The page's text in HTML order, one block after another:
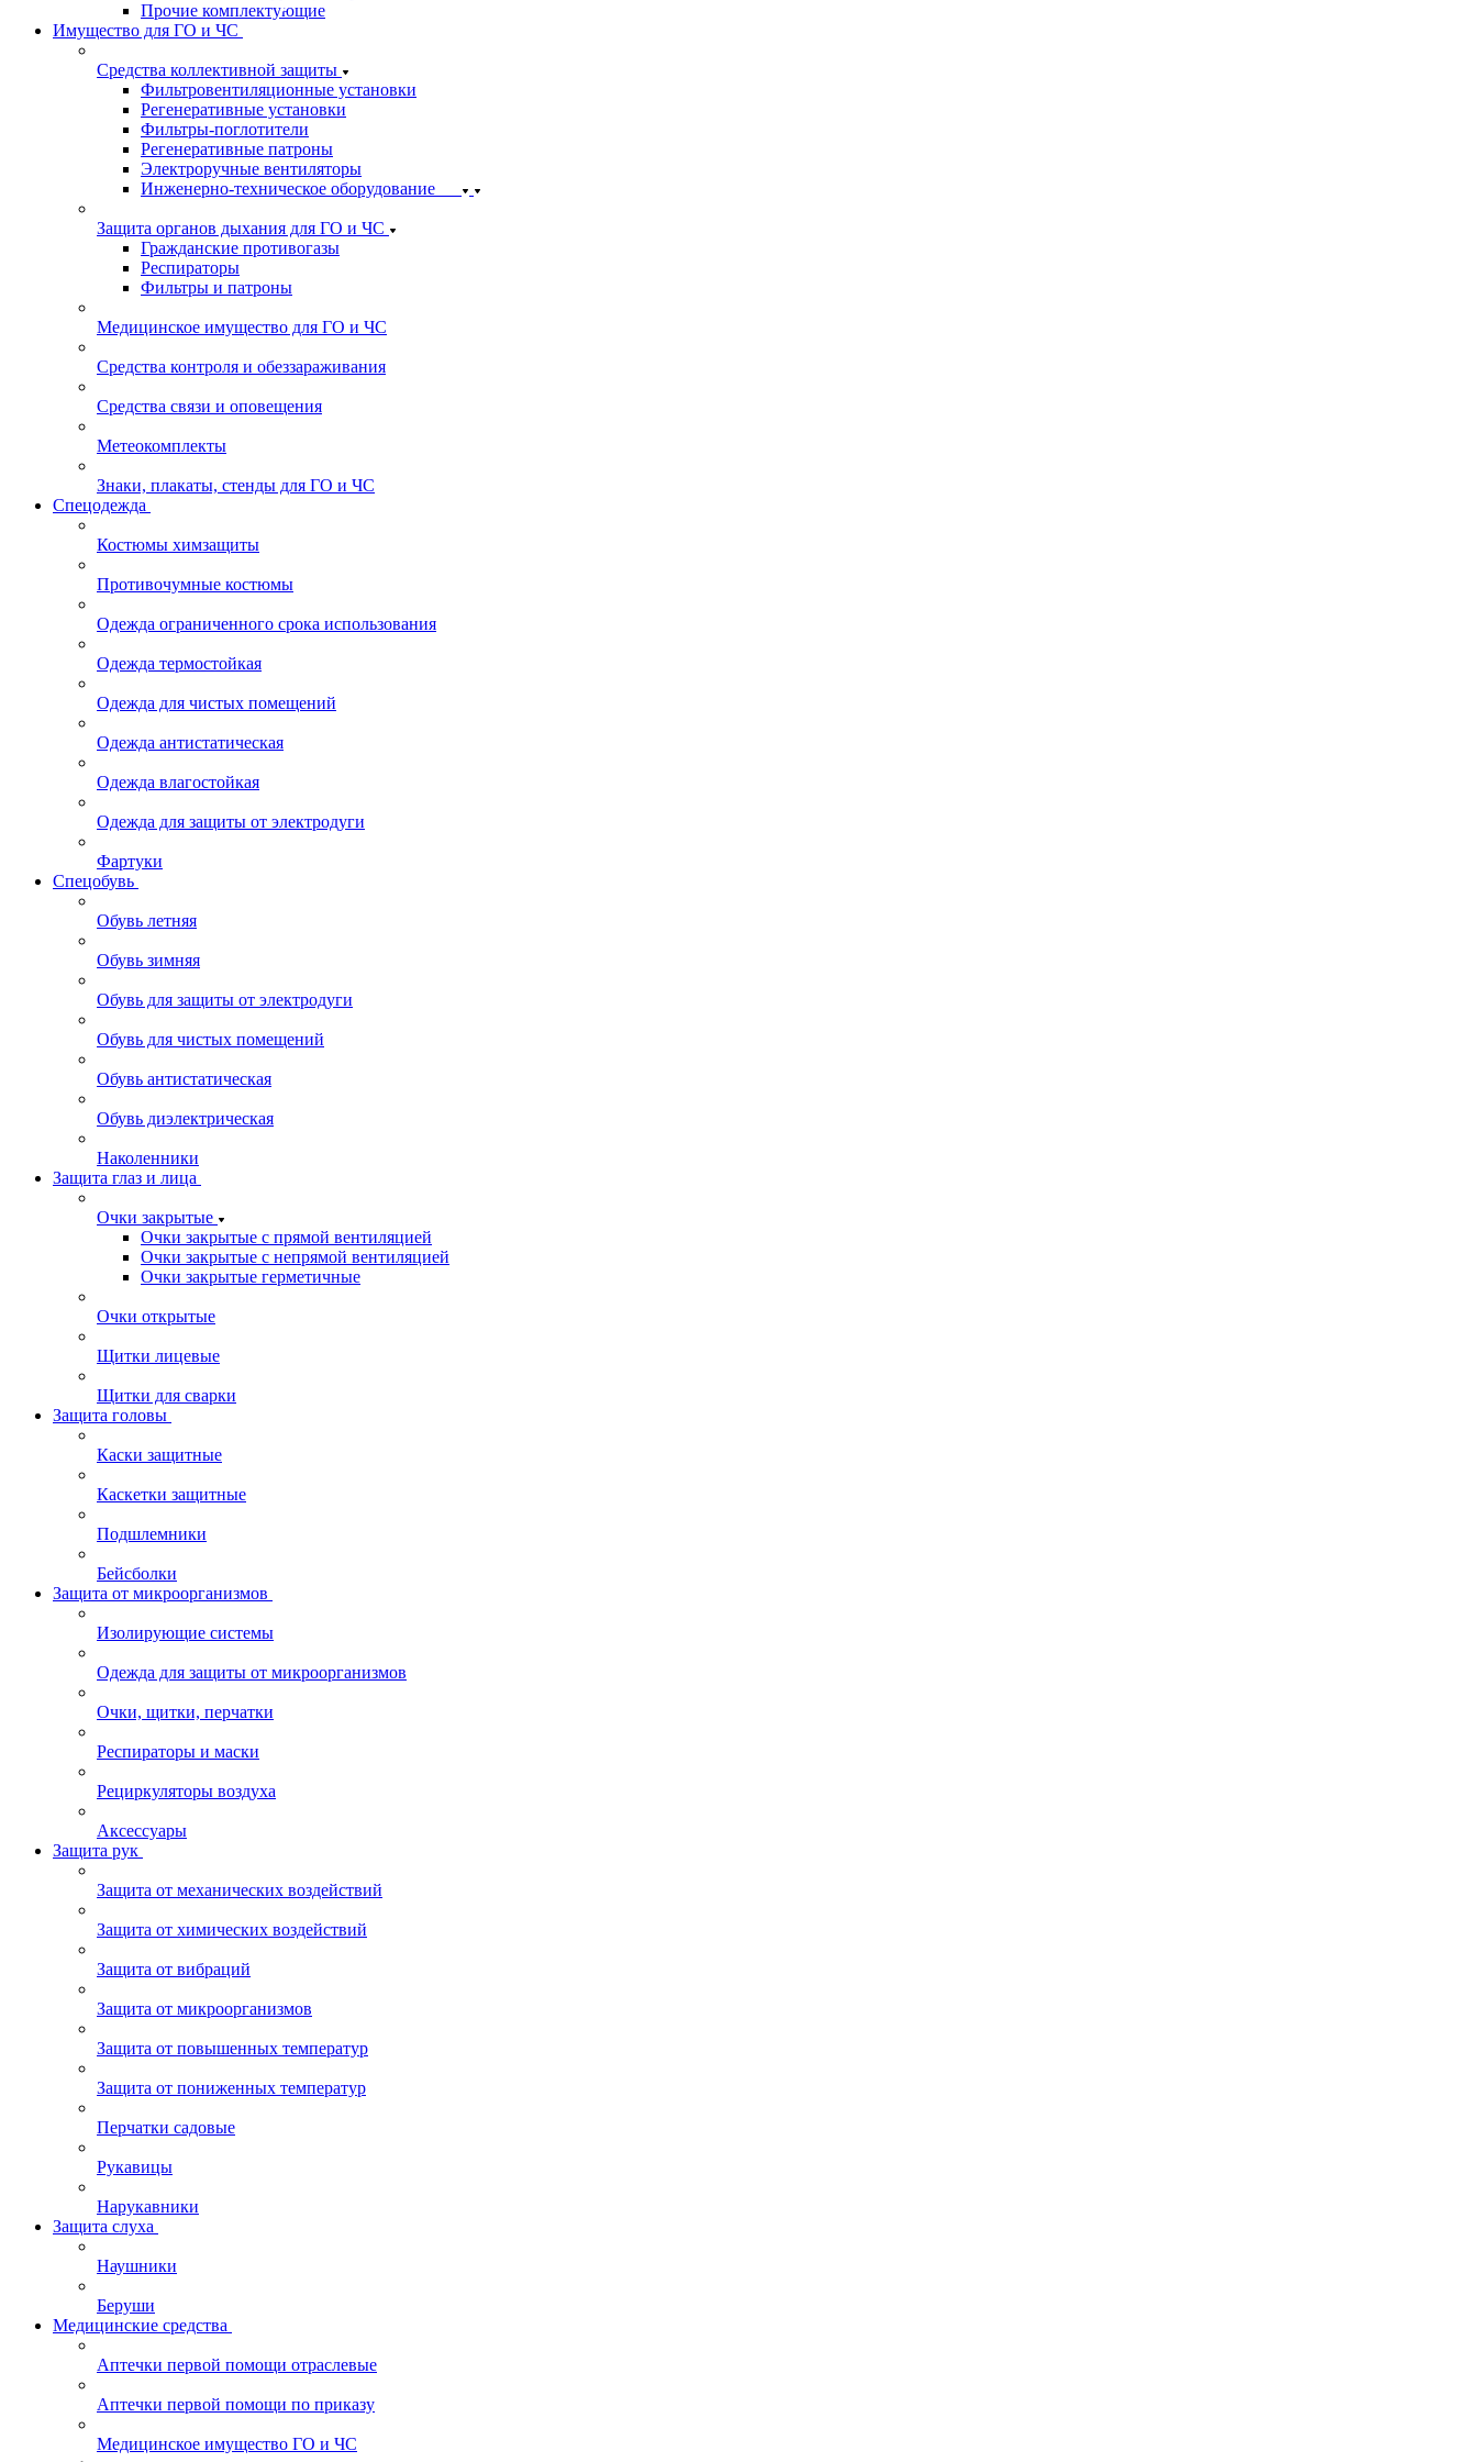
Прочие комплектующие
Имущество для ГО и ЧС
Средства коллективной защиты
Фильтровентиляционные установки
Регенеративные установки
Фильтры-поглотители
Регенеративные патроны
Электроручные вентиляторы
Инженерно-техническое оборудование
Защита органов дыхания для ГО и ЧС
Гражданские противогазы
Респираторы
Фильтры и патроны
Медицинское имущество для ГО и ЧС
Средства контроля и обеззараживания
Средства связи и оповещения
Метеокомплекты
Знаки, плакаты, стенды для ГО и ЧС
Спецодежда
Костюмы химзащиты
Противочумные костюмы
Одежда ограниченного срока использования
Одежда термостойкая
Одежда для чистых помещений
Одежда антистатическая
Одежда влагостойкая
Одежда для защиты от электродуги
Фартуки
Спецобувь
Обувь летняя
Обувь зимняя
Обувь для защиты от электродуги
Обувь для чистых помещений
Обувь антистатическая
Обувь диэлектрическая
Наколенники
Защита глаз и лица
Очки закрытые
Очки закрытые с прямой вентиляцией
Очки закрытые с непрямой вентиляцией
Очки закрытые герметичные
Очки открытые
Щитки лицевые
Щитки для сварки
Защита головы
Каски защитные
Каскетки защитные
Подшлемники
Бейсболки
Защита от микроорганизмов
Изолирующие системы
Одежда для защиты от микроорганизмов
Очки, щитки, перчатки
Респираторы и маски
Рециркуляторы воздуха
Аксессуары
Защита рук
Защита от механических воздействий
Защита от химических воздействий
Защита от вибраций
Защита от микроорганизмов
Защита от повышенных температур
Защита от пониженных температур
Перчатки садовые
Рукавицы
Нарукавники
Защита слуха
Наушники
Беруши
Медицинские средства
Аптечки первой помощи отраслевые
Аптечки первой помощи по приказу
Медицинское имущество ГО и ЧС